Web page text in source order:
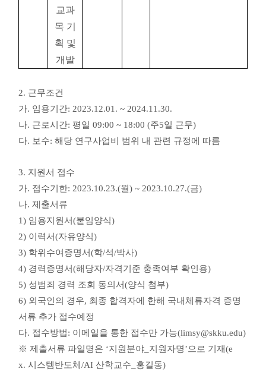
교과
목 기
획 및
개발
2. 근무조건
가. 임용기간: 2023.12.01. ~ 2024.11.30.
나. 근로시간: 평일 09:00 ~ 18:00 (주5일 근무)
다. 보수: 해당 연구사업비 범위 내 관련 규정에 따름
3. 지원서 접수
가. 접수기한: 2023.10.23.(월) ~ 2023.10.27.(금)
나. 제출서류
1) 임용지원서(붙임양식)
2) 이력서(자유양식)
3) 학위수여증명서(학/석/박사)
4) 경력증명서(해당자/자격기준 충족여부 확인용)
5) 성범죄 경력 조회 동의서(양식 첨부)
6) 외국인의 경우, 최종 합격자에 한해 국내체류자격 증명
서류 추가 접수예정
다. 접수방법: 이메일을 통한 접수만 가능(limsy@skku.edu)
※ 제출서류 파일명은 ‘지원분야 지원자명’으로 기재(e
x. 시스템반도체 /AI 산학교수 홍길동)